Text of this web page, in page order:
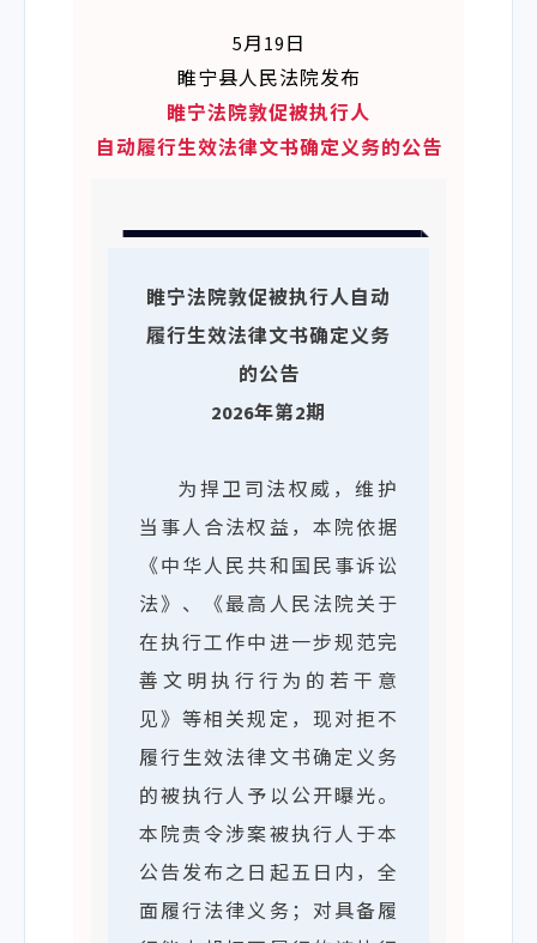
你可以 试试
视频信息
a3266ttgzzi
mp4/origin (1.33.5)
显示器信息
4/69; 5.80%
缓冲健康度
网络活动
5月19日
睢宁县人民法院发布
睢宁法院敦促被执行人
自动履行生效法律文书确定义务的公告
睢宁法院敦促被执行人自动
履行生效法律文书确定义务
的公告
2026年第2期
为捍卫司法权威，维护
当事人合法权益，本院依据
《中华人民共和国民事诉讼
法》、《最高人民法院关于
在执行工作中进一步规范完
善文明执行行为的若干意
见》等相关规定，现对拒不
履行生效法律文书确定义务
的被执行人予以公开曝光。
本院责令涉案被执行人于本
公告发布之日起五日内，全
面履行法律义务；对具备履